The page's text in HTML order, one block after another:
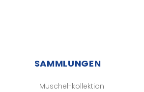
SAMMLUNGEN
Muschel-kollektion